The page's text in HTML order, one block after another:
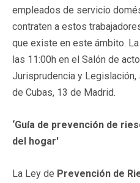
empleados de servicio
contraten a estos
que existe en este ámbito.
las 11:00h en el Salón de
Jurisprudencia y
de Cubas, 13 de Madrid.
‘Guía de prevención de
del hogar'
La Ley de Prevención de